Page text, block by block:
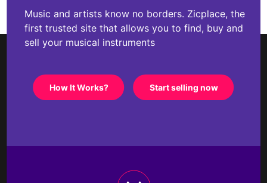
Music and artists know no borders. Zicplace, the
first trusted site that allows you to find, buy and
sell your musical instruments
How It Works? Start selling now